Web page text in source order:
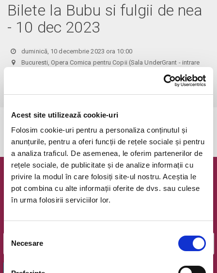
Acest site utilizează cookie-uri
Folosim cookie-uri pentru a personaliza conținutul și
anunțurile, pentru a oferi funcții de rețele sociale și pentru
a analiza traficul. De asemenea, le oferim partenerilor de
rețele sociale, de publicitate și de analize informații cu
privire la modul în care folosiți site-ul nostru. Aceștia le
pot combina cu alte informații oferite de dvs. sau culese
în urma folosirii serviciilor lor.
Selecția
consimțământului
Necesare
Bilete la Bubu si fulgii de nea
- 10 dec 2023
duminică, 10 decembrie 2023 ora 10:00
Bucuresti, Opera Comica pentru Copii (Sala UnderGrant - intrare
Newsletter @ Bilete.ro
Oferte exclusive si o editie saptamanala cu cele mai noi
OK